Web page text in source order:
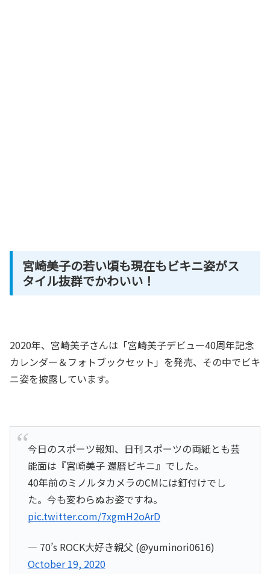
宮崎美子の若い頃も現在もビキニ姿がス
タイル抜群でかわいい！
2020年、宮崎美子さんは「宮崎美子デビュー40周年記念
カレンダー＆フォトブックセット」を発売、その中でビキ
ニ姿を披露しています。
今日のスポーツ報知、日刊スポーツの両紙とも芸
能面は『宮崎美子 還暦ビキニ』でした。
40年前のミノルタカメラのCMには釘付けでし
た。今も変わらぬお姿ですね。
pic.twitter.com/7xgmH2oArD
— 70’s ROCK大好き親父 (@yuminori0616)
October 19, 2020